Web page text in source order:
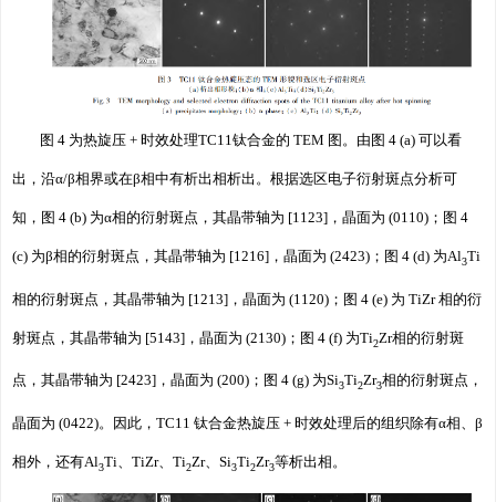
图 4 为热旋压 + 时效处理TC11钛合金的 TEM 图。由图 4 (a) 可以看
出，沿α/β相界或在β相中有析出相析出。根据选区电子衍射斑点分析可
知，图 4 (b) 为α相的衍射斑点，其晶带轴为 [1123]，晶面为 (0110)；图 4
(c) 为β相的衍射斑点，其晶带轴为 [1216]，晶面为 (2423)；图 4 (d) 为Al3Ti
相的衍射斑点，其晶带轴为 [1213]，晶面为 (1120)；图 4 (e) 为 TiZr 相的衍
射斑点，其晶带轴为 [5143]，晶面为 (2130)；图 4 (f) 为Ti2Zr相的衍射斑
点，其晶带轴为 [2423]，晶面为 (200)；图 4 (g) 为Si3Ti2Zr3相的衍射斑点，
晶面为 (0422)。因此，TC11 钛合金热旋压 + 时效处理后的组织除有α相、β
相外，还有Al3Ti、TiZr、Ti2Zr、Si3Ti2Zr3等析出相。